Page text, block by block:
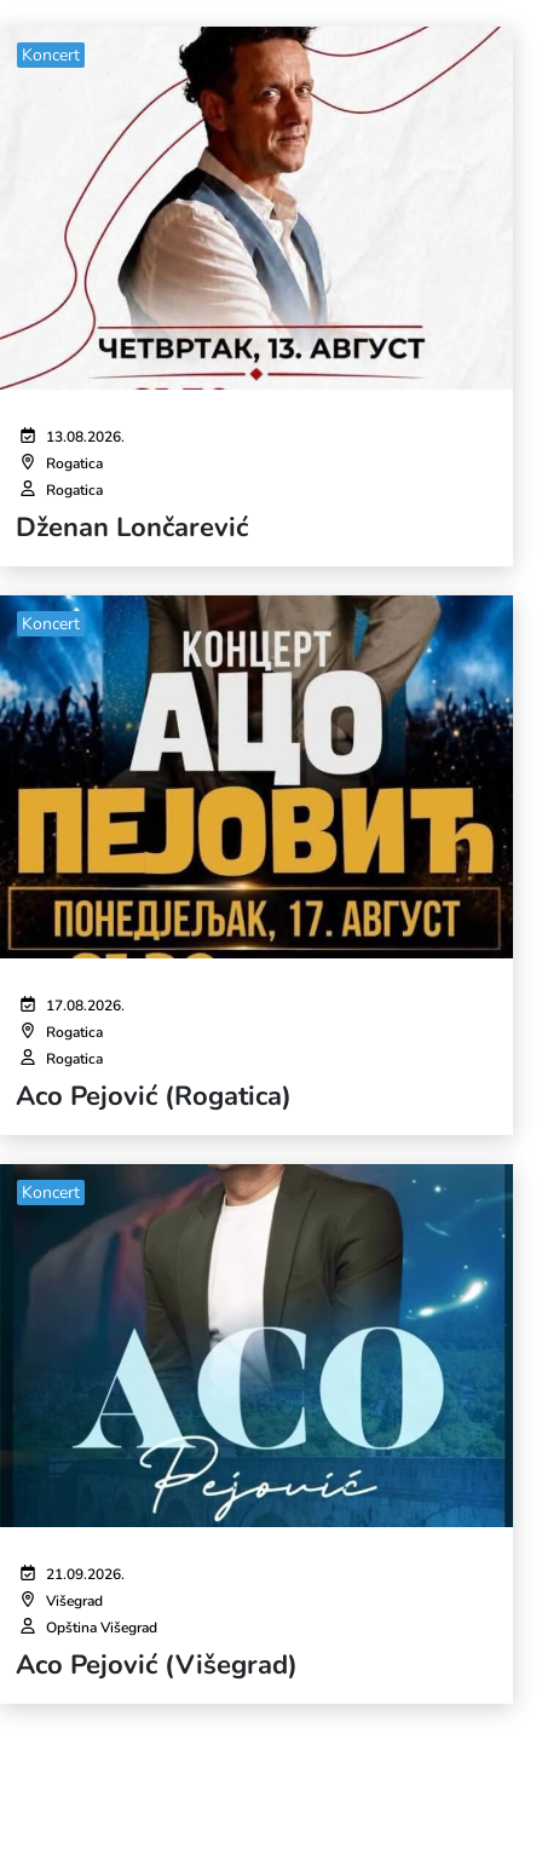
Koncert
13.08.2026.
Rogatica
Rogatica
Dženan Lončarević
Koncert
17.08.2026.
Rogatica
Rogatica
Aco Pejović (Rogatica)
Koncert
21.09.2026.
Višegrad
Opština Višegrad
Aco Pejović (Višegrad)